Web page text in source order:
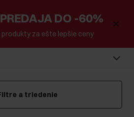
DO -60%
za ešte lepšie ceny
a triedenie